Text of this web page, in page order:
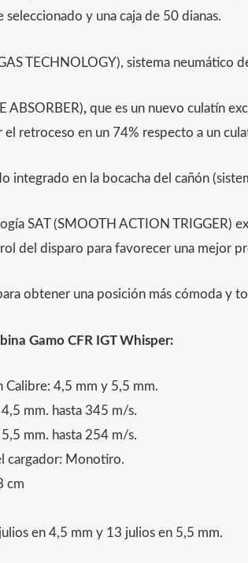
seleccionado y una caja de 50 dianas.
TECHNOLOGY), sistema
ABSORBER), que es un nuevo culatín
el retroceso en un 74% respecto a un
integrado en la bocacha del cañón
SAT (SMOOTH ACTION TRIGGER)
del disparo para favorecer una mejor
obtener una posición más cómoda y
Gamo CFR IGT Whisper:
Calibre: 4,5 mm y 5,5 mm.
mm. hasta 345 m/s.
mm. hasta 254 m/s.
cargador: Monotiro.
cm
en 4,5 mm y 13 julios en 5,5 mm.